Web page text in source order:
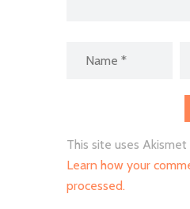
This site uses
Learn how your
processed.